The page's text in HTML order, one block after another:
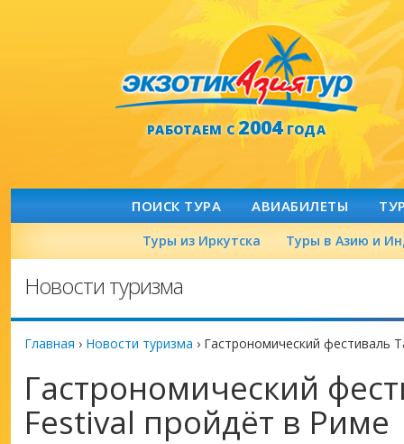
РАБОТАЕМ С2004ГОДА
ПОИСК ТУРА АВИАБИЛЕТЫ
Туры из Иркутска Туры в Азию и
Новости туризма
Главная › Новости туризма › Гастрономический фестиваль
Гастрономический
Festival пройдёт в Риме